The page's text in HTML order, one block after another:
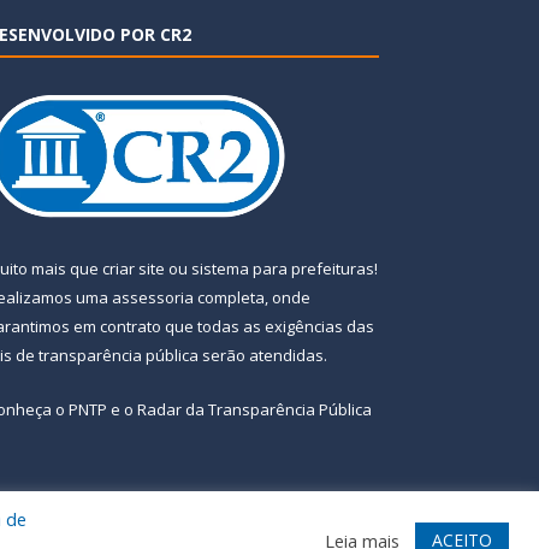
POR CR2
mais que criar site ou sistema para prefeituras!
uma assessoria completa, onde
em contrato que todas as exigências das
de transparência pública serão atendidas.
o PNTP e o Radar da Transparência Pública
Acessar Webmail
de
Leia mais ACEITO